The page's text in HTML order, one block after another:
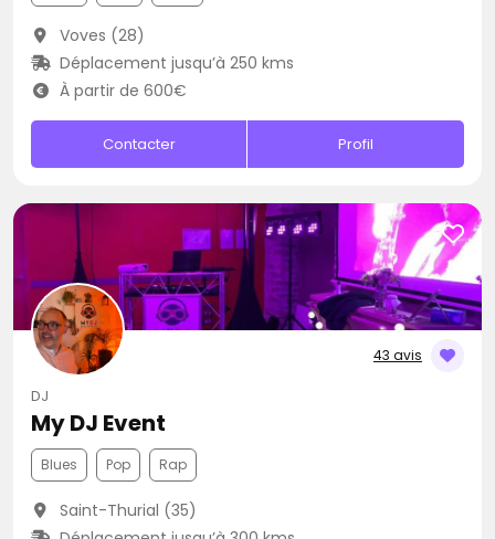
Voves (28)
Déplacement jusqu’à 250 kms
À partir de 600€
Contacter Profil
43 avis
DJ
My DJ Event
Blues Pop Rap
Saint-Thurial (35)